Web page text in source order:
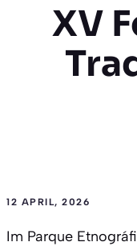
XV
12 APRIL, 2026
Im Parque